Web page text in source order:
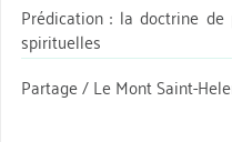
Prédication : la doctrine
spirituelles
Partage / Le Mont Saint-